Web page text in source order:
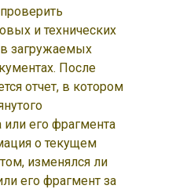
и технических
загружаемых
После
отчет, в котором
или его фрагмента
о текущем
изменялся ли
его фрагмент за